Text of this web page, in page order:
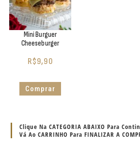
Mini Burguer
Cheeseburger
R$9,90
Comprar
Clique Na CATEGORIA ABAIXO Para
Vá Ao CARRINHO Para FINALIZAR A